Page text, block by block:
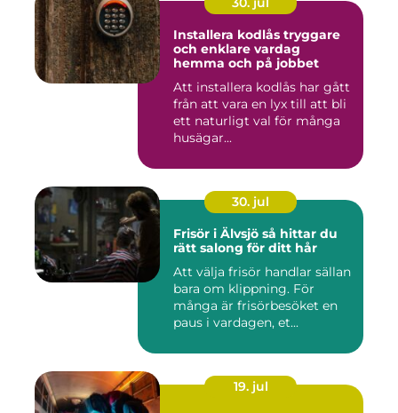
Installera kodlås tryggare
och enklare vardag
hemma och på jobbet
Att installera kodlås har gått
från att vara en lyx till att bli
ett naturligt val för många
husägar...
30. jul
Frisör i Älvsjö så hittar du
rätt salong för ditt hår
Att välja frisör handlar sällan
bara om klippning. För
många är frisörbesöket en
paus i vardagen, et...
19. jul